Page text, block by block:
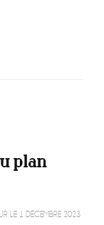
plan
LE 1 DÉCEMBRE 2023